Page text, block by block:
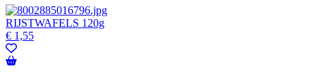
RIJSTWAFELS 120g
€ 1,55